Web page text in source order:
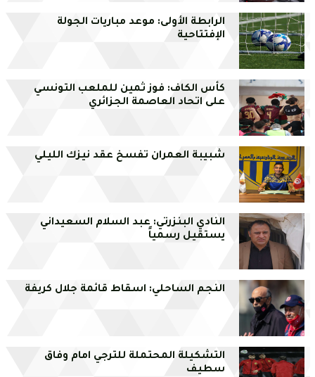
الرابطة الأولى: موعد مباريات الجولة
الإفتتاحية
كأس الكاف: فوز ثمين للملعب التونسي
على اتحاد العاصمة الجزائري
شبيبة العمران تفسخ عقد نيزك الليلي
النادي البنزرتي: عبد السلام السعيداني
يستقيل رسمياً
النجم الساحلي: اسقاط قائمة جلال كريفة
التشكيلة المحتملة للترجي امام وفاق
سطيف